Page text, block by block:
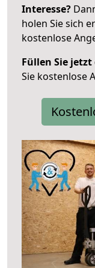
Interesse?
holen Sie sich
kostenlose
Füllen Sie
Sie kostenlose